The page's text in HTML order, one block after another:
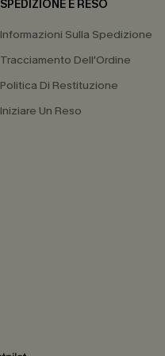
SPEDIZIONE E RESO
Informazioni Sulla Spedizione
Tracciamento Dell'Ordine
Politica Di Restituzione
Iniziare Un Reso